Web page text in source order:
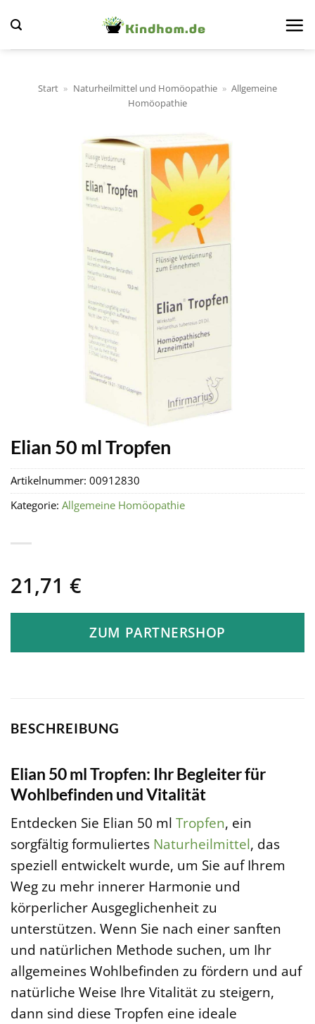
Inhalt
springen
Start » Naturheilmittel und Homöopathie » Allgemeine
Homöopathie
Elian 50 ml Tropfen
21,71 €
ZUM PARTNERSHOP
Artikelnummer: 00912830
Kategorie: Allgemeine Homöopathie
BESCHREIBUNG
Elian 50 ml Tropfen: Ihr Begleiter für
Wohlbefinden und Vitalität
Entdecken Sie Elian 50 ml Tropfen, ein
sorgfältig formuliertes Naturheilmittel, das
speziell entwickelt wurde, um Sie auf Ihrem
Weg zu mehr innerer Harmonie und
körperlicher Ausgeglichenheit zu
unterstützen. Wenn Sie nach einer sanften
und natürlichen Methode suchen, um Ihr
allgemeines Wohlbefinden zu fördern und auf
natürliche Weise Ihre Vitalität zu steigern,
dann sind diese Tropfen eine ideale